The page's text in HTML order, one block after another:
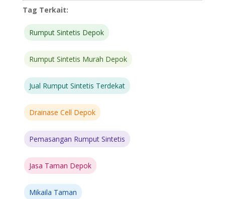
Tag Terkait:
Rumput Sintetis Depok
Rumput Sintetis Murah Depok
Jual Rumput Sintetis Terdekat
Drainase Cell Depok
Pemasangan Rumput Sintetis
Jasa Taman Depok
Mikaila Taman